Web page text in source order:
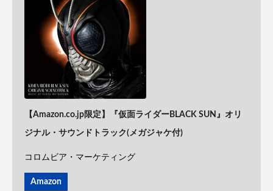
【Amazon.co.jp限定】『仮面ライダーBLACK SUN』オリ
ジナル・サウンドトラック(メガジャケ付)
コロムビア・マーケティング
Amazon